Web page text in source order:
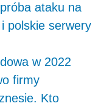
ataku na
polskie serwery
w 2022
firmy
Kto